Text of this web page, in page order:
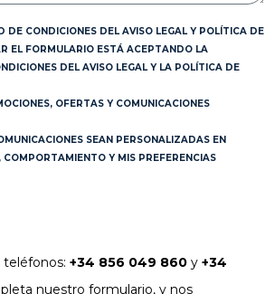
CONDICIONES DEL AVISO LEGAL Y POLÍTICA DE
EL FORMULARIO ESTÁ ACEPTANDO LA
DEL AVISO LEGAL Y LA POLÍTICA DE
OFERTAS Y COMUNICACIONES
SEAN PERSONALIZADAS EN
COMPORTAMIENTO Y MIS PREFERENCIAS
teléfonos: +34 856 049 860 y +34
nuestro formulario, y nos